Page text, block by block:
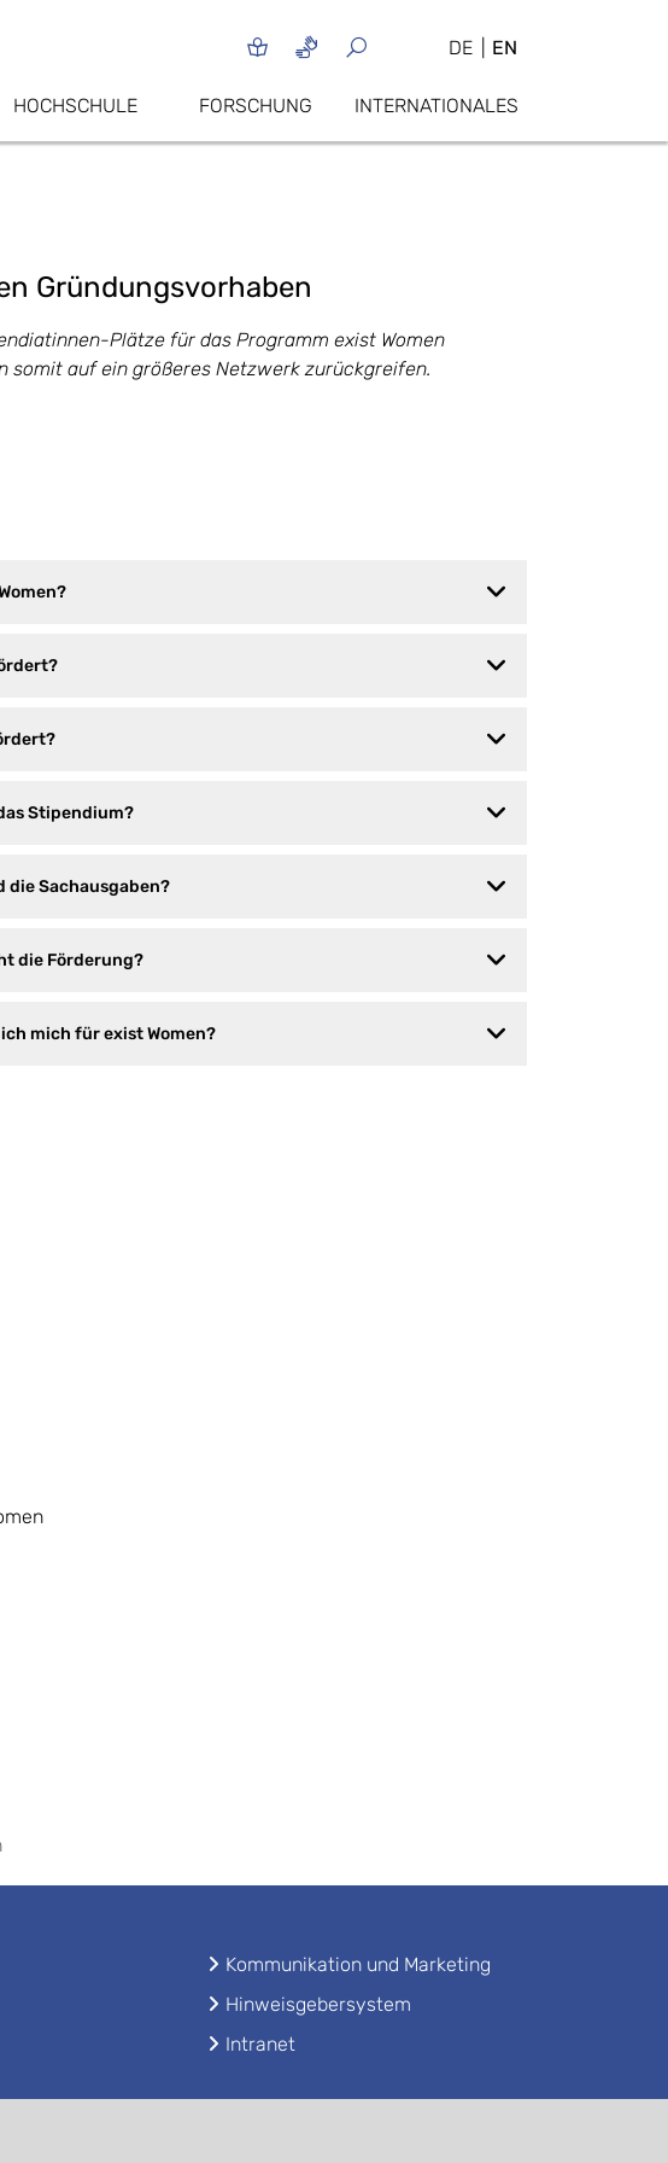
DE EN
HOCHSCHULE FORSCHUNG INTERNATIONALES
Gründungsvorhaben
Plätze für das Programm exist Women
somit auf ein größeres Netzwerk zurückgreifen.
Stipendium?
die Sachausgaben?
die Förderung?
mich für exist Women?
Kommunikation und Marketing
Hinweisgebersystem
Intranet